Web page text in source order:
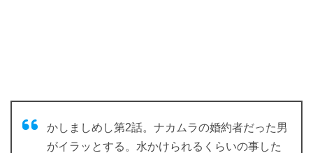
かしましめし第2話。ナカムラの婚約者だった男
がイラッとする。水かけられるくらいの事した